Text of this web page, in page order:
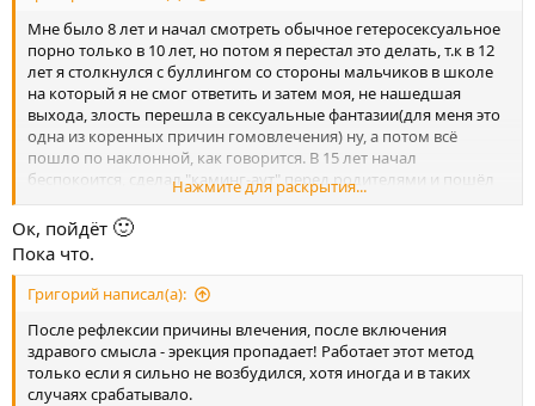
Мне было 8 лет и начал смотреть обычное гетеросексуальное
порно только в 10 лет, но потом я перестал это делать, т.к в 12
лет я столкнулся с буллингом со стороны мальчиков в школе
на который я не смог ответить и затем моя, не нашедшая
выхода, злость перешла в сексуальные фантазии(для меня это
одна из коренных причин гомовлечения) ну, а потом всё
пошло по наклонной, как говорится. В 15 лет начал
беспокоится, сделал "каминг-аут" перед родителями и пошёл
рыть интернет в поисках информации. После таких поисков
могу ответить так: Господи, как я это пережил?! У меня был
сильнейший дистресс и моя мать чуть ли не хотела покончить
с собой (отца кстати не было). В интернете столько
информации на эту тему, вообще не понятно кому верить. Все
друг с другом спорят и говорят мол, что никому репаративная
терапия не помогла, а другие говорят, что помогла. В общем,
слава Богу, что сейчас я научился не реагировать на любую
информацию и нашёл причины. Всё стало лучше и спокойнее и
со мной и в семье, хотя бы это радует.
Нажмите для раскрытия...
Ок, пойдёт 🙂
Пока что.
Григорий написал(а):
После рефлексии причины влечения, после включения
здравого смысла - эрекция пропадает! Работает этот метод
только если я сильно не возбудился, хотя иногда и в таких
случаях срабатывало.